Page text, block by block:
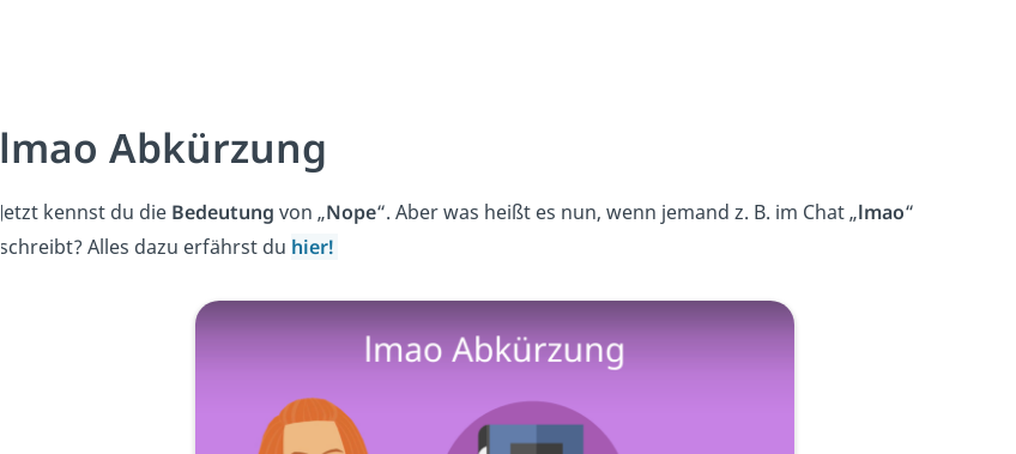
lmao Abkürzung
Jetzt kennst du die Bedeutung von „Nope“. Aber was heißt es nun, wenn jemand z. B. im Chat „lmao“
schreibt? Alles dazu erfährst du hier!